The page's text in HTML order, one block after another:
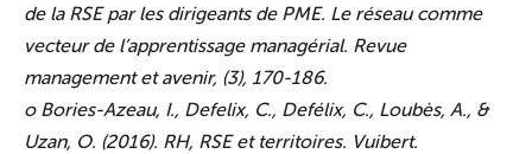
de la RSE par les dirigeants de PME. Le réseau comme
vecteur de l’apprentissage managérial. Revue
management et avenir, (3), 170-186.
o Bories-Azeau, I., Defelix, C., Defélix, C., Loubès, A., &
Uzan, O. (2016). RH, RSE et territoires. Vuibert.